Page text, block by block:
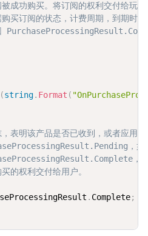
成功购买。将订阅的权利交付给玩家
买订阅的状态，计费周期，到期时
(string. Format (
表明该产品是否已收到，或者应用
，如果
，代
的权利交付给用户。
. Complete;